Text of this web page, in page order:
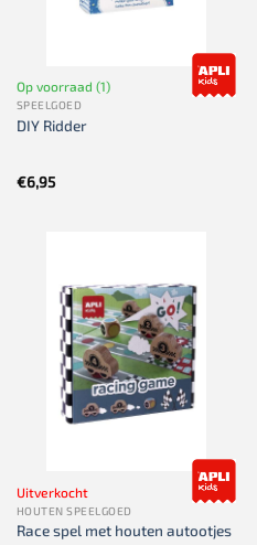
Op voorraad (1)
SPEELGOED
DIY Ridder
€6,95
Uitverkocht
HOUTEN SPEELGOED
Race spel met houten autootjes